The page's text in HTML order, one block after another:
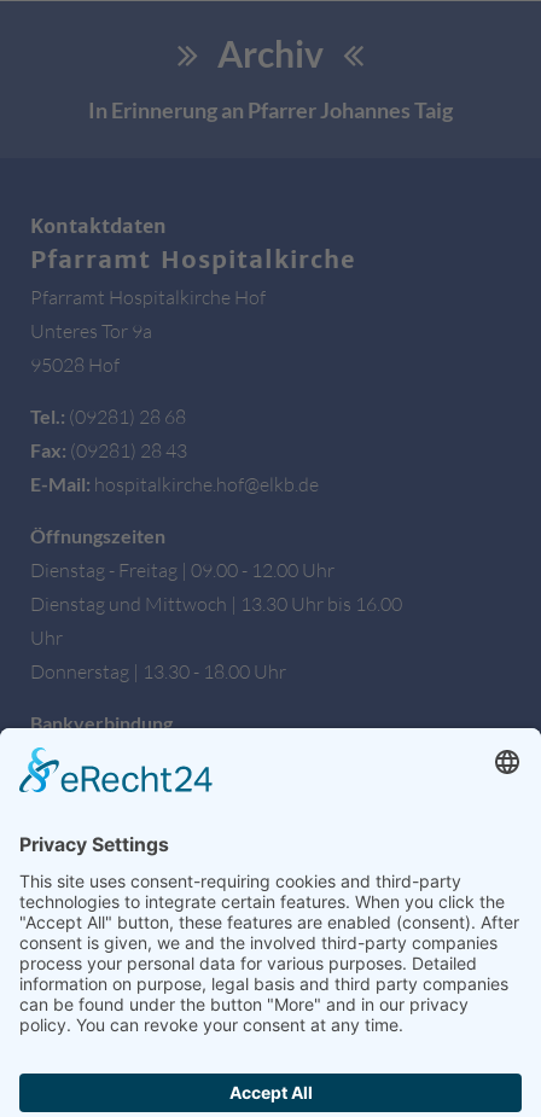
Archiv
In Erinnerung an Pfarrer Johannes Taig
Kontaktdaten
Pfarramt Hospitalkirche
Pfarramt Hospitalkirche Hof
Unteres Tor 9a
95028 Hof
Tel.: (09281) 28 68
Fax: (09281) 28 43
E-Mail: hospitalkirche.hof@elkb.de
Öffnungszeiten
Dienstag - Freitag | 09.00 - 12.00 Uhr
Dienstag und Mittwoch | 13.30 Uhr bis 16.00
Uhr
Donnerstag | 13.30 - 18.00 Uhr
Bankverbindung
Sparkasse Hochfranken
IBAN: DE27 7805 0000 0222 1672 56
Wir sind auch auf Facebook!